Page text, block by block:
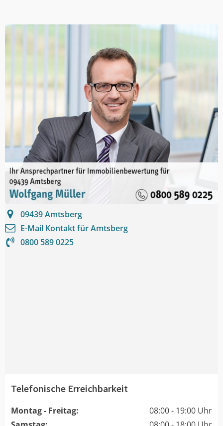
09439Amtsberg
E-Mail Kontakt fürAmtsberg
0800 589 0225
Telefonische Erreichbarkeit
Montag - Freitag:
08:00 - 19:00 Uhr